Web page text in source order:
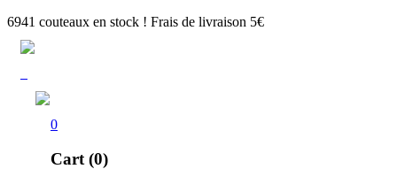
6941 couteaux en stock ! Frais de livraison 5€
0
Cart (0)